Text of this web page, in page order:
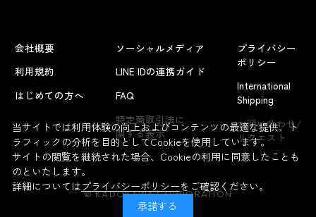
よくあるお問い合わせ
会社概要
利用規約
はじめての方へ
ソーシャルメディア
LINE IDの連携ガイド
FAQ
特定商取引法に
関する表示
プライバシー
ポリシー
International
Shipping
お問い合わせ/
リクエスト
© KADOKAWA CORPORATION
当サイトでは利用体験の向上およびコンテンツの最適な提供、ト
ラフィックの分析を目的としてCookieを使用しています。
サイトの閲覧を継続された場合、Cookieの利用に同意したことも
のといたします。
詳細についてはプライバシーポリシーをご確認ください。
承諾する